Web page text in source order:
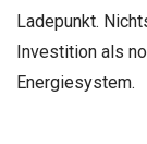
Ladepunkt.
Investition als
Energiesystem.